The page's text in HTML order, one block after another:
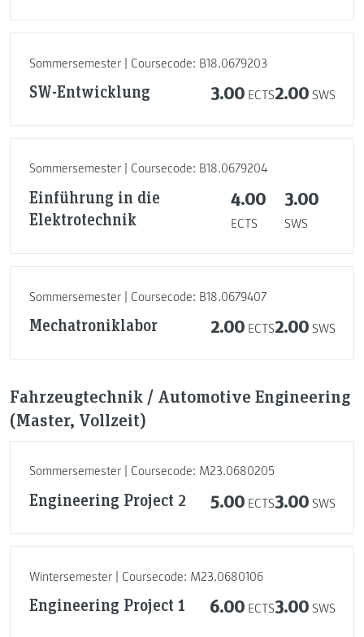
Sommersemester | Coursecode: B18.0679203
SW-Entwicklung 3.00 ECTS2.00 SWS
Sommersemester | Coursecode: B18.0679204
Einführung in die
Elektrotechnik
4.00
ECTS
3.00
SWS
Sommersemester | Coursecode: B18.0679407
Mechatroniklabor 2.00 ECTS2.00 SWS
Fahrzeugtechnik / Automotive Engineering
(Master, Vollzeit)
Sommersemester | Coursecode: M23.0680205
Engineering Project 2 5.00 ECTS3.00 SWS
Wintersemester | Coursecode: M23.0680106
Engineering Project 1 6.00 ECTS3.00 SWS